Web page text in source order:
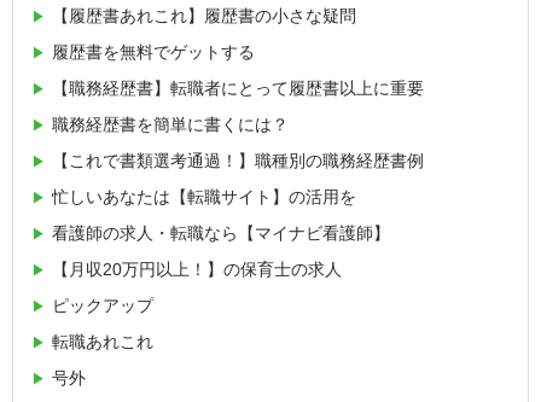
【履歴書あれこれ】履歴書の小さな疑問
履歴書を無料でゲットする
【職務経歴書】転職者にとって履歴書以上に重要
職務経歴書を簡単に書くには？
【これで書類選考通過！】職種別の職務経歴書例
忙しいあなたは【転職サイト】の活用を
看護師の求人・転職なら【マイナビ看護師】
【月収20万円以上！】の保育士の求人
ピックアップ
転職あれこれ
号外